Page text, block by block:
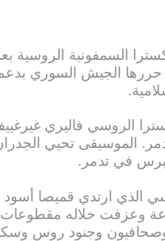
السمفونية
حررها الجيش السوري
الروسي فاليري
الموسيقى تحيي
في تدمر.
الذي ارتدي قميصا
وجنود روس